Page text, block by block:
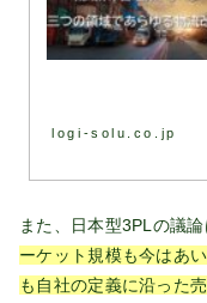
logi-solu.co.jp
また、日本型3PLの議
ーケット規模も今はあ
も自社の定義に沿った